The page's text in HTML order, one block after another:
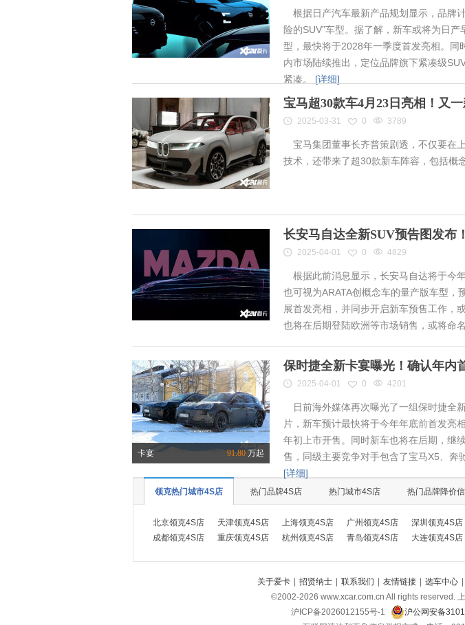
根据日产汽车最新产品规划显示，品牌
险的SUV”车型。据了解，新车或将为日产
型，最快将于2028年一季度首发亮相。同
内市场陆续推出，定位品牌旗下紧凑级
紧凑。 [详细]
宝马超30款车4月23日亮相！又
2025-03-31 0 3789
宝马集团董事长齐普策剧透，不仅要在
技术，还带来了超30款新车阵容，包括概
长安马自达全新SUV预告图发布
2025-04-01 0 4829
根据此前消息显示，长安马自达将于今
也可视为ARATA创概念车的量产版车型，
展首发亮相，并同步开启新车预售工作，
也将在后期登陆欧洲等市场销售，或将命名
卡宴 91.80万起
保时捷全新卡宴曝光！确认年内
2025-04-01 0 4201
日前海外媒体再次曝光了一组保时捷全
片，新车预计最快将于今年年底前首发亮
年初上市开售。同时新车也将在后期，继
售，同级主要竞争对手包含了宝马X5、奔
[详细]
领克热门城市4S店 热门品牌4S店 热门城市4S店 热门品牌降价
北京领克4S店 天津领克4S店 上海领克4S店 广州领克4S店 深圳领克4S店
成都领克4S店
重庆领克4S店 杭州领克4S店 青岛领克4S店 大连领克4S店
关于爱卡 | 招贤纳士 | 联系我们 | 友情链接 | 选车中心 |
©2002-2026 www.xcar.com.cn All rights reserved.
沪ICP备2026012155号-1
沪公网安备